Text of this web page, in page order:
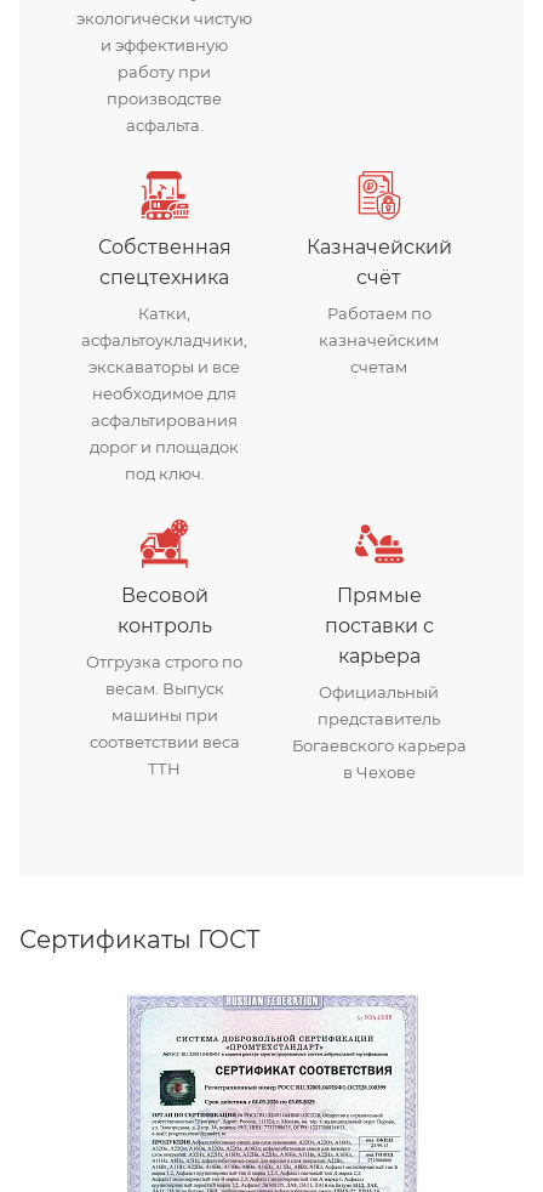
экологически чистую
и эффективную
работу при
производстве
асфальта.
Собственная
спецтехника
Катки,
асфальтоукладчики,
экскаваторы и все
необходимое для
асфальтирования
дорог и площадок
под ключ.
Казначейский
счёт
Работаем по
казначейским
счетам
Весовой
контроль
Отгрузка строго по
весам. Выпуск
машины при
соответствии веса
ТТН
Прямые
поставки с
карьера
Официальный
представитель
Богаевского карьера
в Чехове
Сертификаты ГОСТ